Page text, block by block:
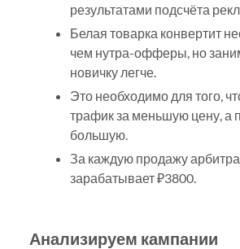
результатами подсчёта
Белая товарка конвертит
чем нутра-офферы, но
новичку легче.
Это необходимо для того,
трафик за меньшую цену, а
большую.
За каждую продажу
зарабатывает ₽3800.
Анализируем кампании